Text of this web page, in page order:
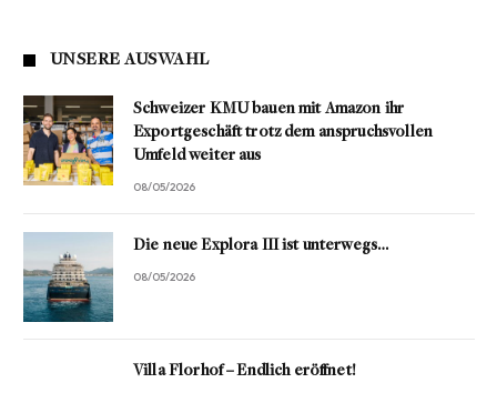
UNSERE AUSWAHL
Schweizer KMU bauen mit Amazon ihr
Exportgeschäft trotz dem anspruchsvollen
Umfeld weiter aus
08/05/2026
Die neue Explora III ist unterwegs…
08/05/2026
Villa Florhof – Endlich eröffnet!